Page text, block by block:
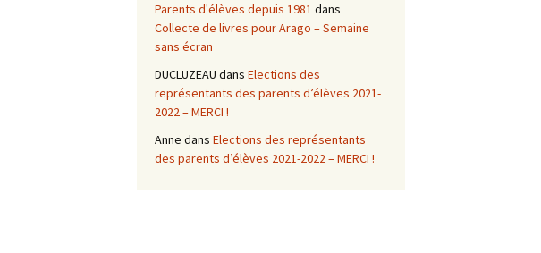
Parents d'élèves depuis 1981 dans
Collecte de livres pour Arago – Semaine
sans écran
DUCLUZEAU dans Elections des
représentants des parents d’élèves 2021-
2022 – MERCI !
Anne dans Elections des représentants
des parents d’élèves 2021-2022 – MERCI !